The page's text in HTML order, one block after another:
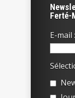
Ferté-
E-mail :